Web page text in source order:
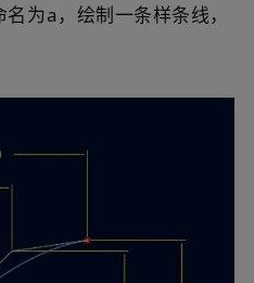
为a，绘制一条样条线，